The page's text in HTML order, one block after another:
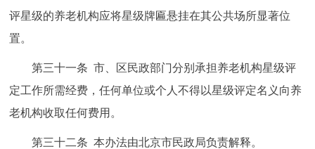
评星级的养老机构应将星级牌匾悬挂在其公共场所显著位
置。
第三十一条 市、区民政部门分别承担养老机构星级评
定工作所需经费，任何单位或个人不得以星级评定名义向养
老机构收取任何费用。
第三十二条 本办法由北京市民政局负责解释。